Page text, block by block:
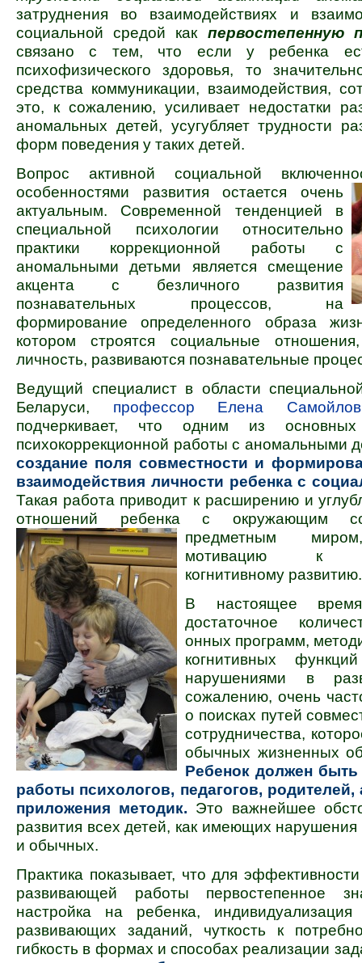
затруднения во взаимодействиях и
социальной средой как первостепенную
связано с тем, что если у ребенка
психофизического здоровья, то
средства комму­никации, взаимодействия,
это, к сожалению, усиливает недостатки
аномальных детей, усугубляет труд­но­сти
форм поведения у таких детей.
Вопрос активной социальной
особенностями развития остается очень
актуальным. Современной тенденцией в
специальной психологии относительно
практики коррекционной работы с
аномальными детьми является смещение
акцента с безличного развития
познавательных процессов, на
формирование определенного образа
котором строятся социальные
личность, развиваются познавательные
Ведущий специалист в области
Беларуси, профессор Елена
подчеркивает, что одним из основных
психокоррекционной работы с аномальными
создание поля совместности и
взаимодействия личности ребенка с
Такая работа приводит к расширению и
отношений ребенка с окружающим
предметным
мотивацию к
когнитивному
В настоящее
достаточное
онных программ,
когнитивных
нарушениями в
сожалению, очень
о поисках путей
сотрудничества,
обычных жизненных
Ребенок должен быть
работы психологов, педагогов,
приложения методик. Это важнейшее
развития всех детей, как имеющих нарушения
и обычных.
Практика показывает, что для
развивающей работы первостепенное
настройка на ребенка, индивидуали­зация
развивающих заданий, чуткость к
гибкость в формах и способах реализации